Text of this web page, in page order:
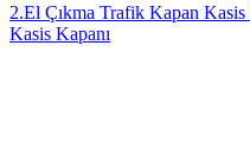
2.El Çıkma Trafik Kapan
Kasis Kapanı